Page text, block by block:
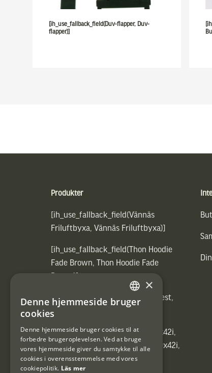
[ih_use_fallback_field(Duv-flapper, Duv-
flapper)]
Produkter
[ih_use_fallback_field(Vännäs
Friluftbyxa, Vännäs Friluftbyxa)]
[ih_use_fallback_field(Thon Hoodie
Fade Brown, Thon Hoodie Fade
[ih_use_fallback_field(Heated vest,
Heated vest)]
[ih_use_fallback_field(C6 1,7-10x42i,
6ggr förstoringsväxel!, C6 1,7-10x42i,
6ggr förstoringsväxel!)]
SWEDISH
×
Denne hjemmeside bruger
cookies
Denne hjemmeside bruger cookies til at
forbedre brugeroplevelsen. Ved at bruge
vores hjemmeside giver du samtykke til alle
cookies i overensstemmelse med vores
cookiepolitik. Läs mer